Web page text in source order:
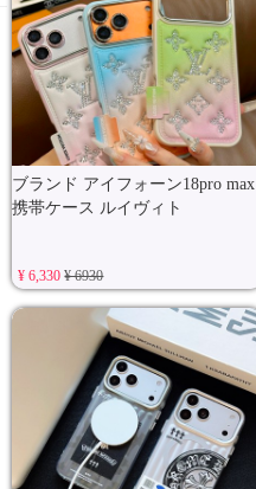
ブランド アイフォーン18pro max
携帯ケース ルイヴィト
¥ 6,330¥ 6930